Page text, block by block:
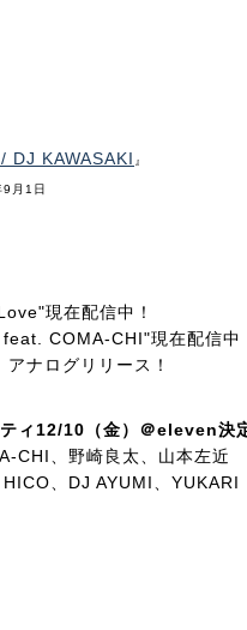
DJ KAWASAKI 』
月1日
現在配信中！
COMA-CHI"現在配信中
ナログリリース！
ィ12/10（金）＠eleven決
CHI、野崎良太、山本左近
、DJ AYUMI、YUKARI